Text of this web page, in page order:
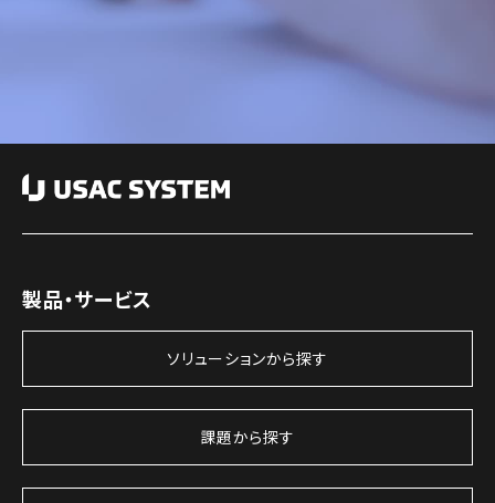
製品・サービス
ソリューションから探す
課題から探す